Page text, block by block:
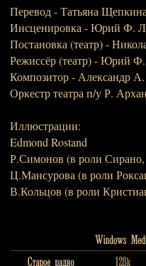
Перевод - Татьяна
Инсценировка - Юрий Ф.
Постановка (театр) -
Режиссёр (театр) - Юрий
Композитор - Александр А.
Оркестр театра п/у Р.
Иллюстрации:
Edmond Rostand
Р.Симонов (в роли Сирано,
Ц.Мансурова (в роли
В.Кольцов (в роли